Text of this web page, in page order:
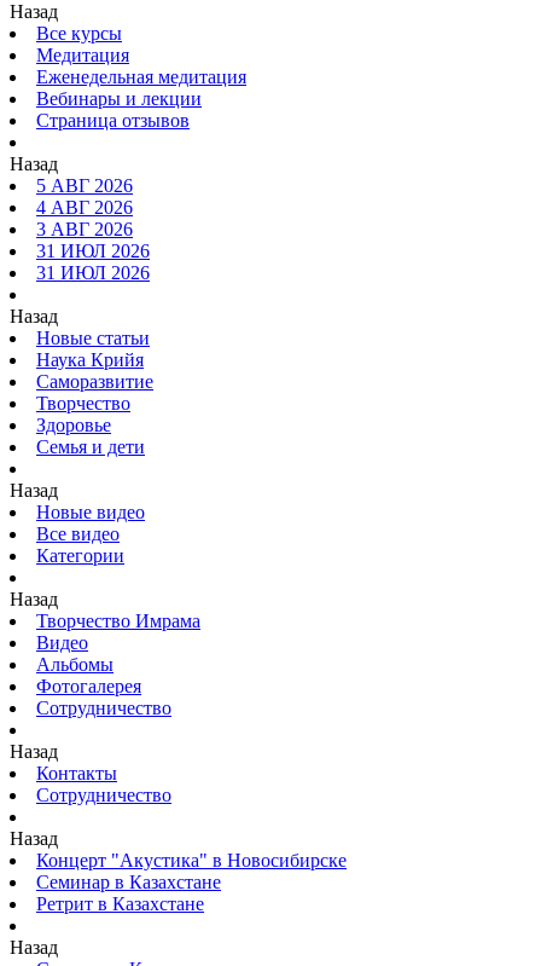
Назад
Все курсы
Медитация
Еженедельная медитация
Вебинары и лекции
Страница отзывов
Назад
5 АВГ 2026
4 АВГ 2026
3 АВГ 2026
31 ИЮЛ 2026
31 ИЮЛ 2026
Назад
Новые статьи
Наука Крийя
Саморазвитие
Творчество
Здоровье
Семья и дети
Назад
Новые видео
Все видео
Категории
Назад
Творчество Имрама
Видео
Альбомы
Фотогалерея
Сотрудничество
Назад
Контакты
Сотрудничество
Назад
Концерт "Акустика" в Новосибирске
Семинар в Казахстане
Ретрит в Казахстане
Назад